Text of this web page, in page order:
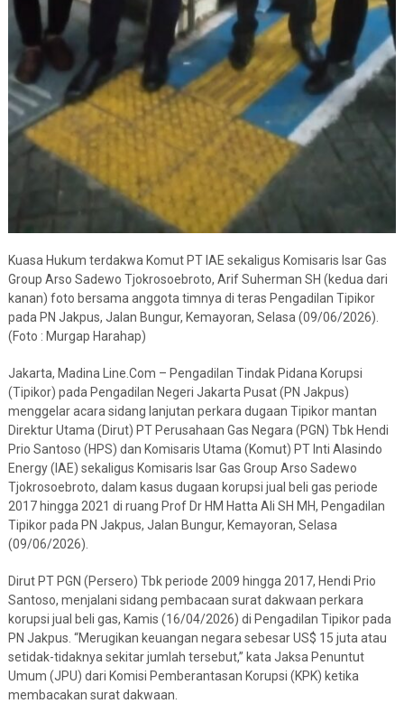
Kuasa Hukum terdakwa Komut PT IAE sekaligus Komisaris Isar Gas
Group Arso Sadewo Tjokrosoebroto, Arif Suherman SH (kedua dari
kanan) foto bersama anggota timnya di teras Pengadilan Tipikor
pada PN Jakpus, Jalan Bungur, Kemayoran, Selasa (09/06/2026).
(Foto : Murgap Harahap)
Jakarta, Madina Line.Com – Pengadilan Tindak Pidana Korupsi
(Tipikor) pada Pengadilan Negeri Jakarta Pusat (PN Jakpus)
menggelar acara sidang lanjutan perkara dugaan Tipikor mantan
Direktur Utama (Dirut) PT Perusahaan Gas Negara (PGN) Tbk Hendi
Prio Santoso (HPS) dan Komisaris Utama (Komut) PT Inti Alasindo
Energy (IAE) sekaligus Komisaris Isar Gas Group Arso Sadewo
Tjokrosoebroto, dalam kasus dugaan korupsi jual beli gas periode
2017 hingga 2021 di ruang Prof Dr HM Hatta Ali SH MH, Pengadilan
Tipikor pada PN Jakpus, Jalan Bungur, Kemayoran, Selasa
(09/06/2026).
Dirut PT PGN (Persero) Tbk periode 2009 hingga 2017, Hendi Prio
Santoso, menjalani sidang pembacaan surat dakwaan perkara
korupsi jual beli gas, Kamis (16/04/2026) di Pengadilan Tipikor pada
PN Jakpus. “Merugikan keuangan negara sebesar US$ 15 juta atau
setidak-tidaknya sekitar jumlah tersebut,” kata Jaksa Penuntut
Umum (JPU) dari Komisi Pemberantasan Korupsi (KPK) ketika
membacakan surat dakwaan.